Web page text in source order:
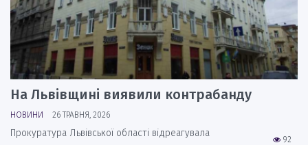
На Львівщині виявили контрабанду
НОВИНИ 26 ТРАВНЯ, 2026
92
Прокуратура Львівської області відреагувала